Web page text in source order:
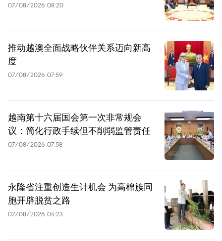
07/08/2026 08:20
推动越澳全面战略伙伴关系迈向新高
度
07/08/2026 07:59
越南第十六届国会第一次非常规会
议：简化行政手续但不削弱监管责任
07/08/2026 07:58
永隆省注重创造生计机会 为高棉族同
胞开辟脱贫之路
07/08/2026 04:23